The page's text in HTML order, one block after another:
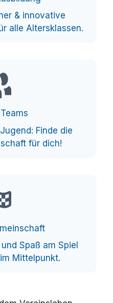
& innovative
alle Altersklassen.
Finde die
für dich!
Spaß am Spiel
Mittelpunkt.